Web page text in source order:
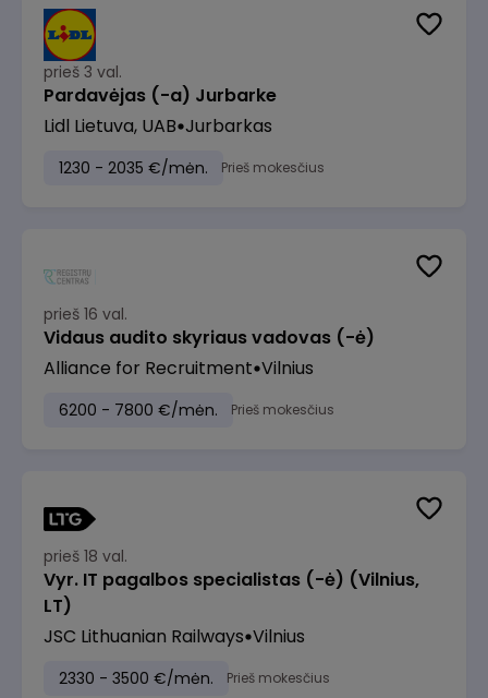
prieš 3 val.
Pardavėjas (-a) Jurbarke
Lidl Lietuva, UAB Jurbarkas
1230 - 2035 €/mėn. Prieš mokesčius
prieš 16 val.
Vidaus audito skyriaus vadovas (-ė)
Alliance for Recruitment Vilnius
6200 - 7800 €/mėn. Prieš mokesčius
prieš 18 val.
Vyr. IT pagalbos specialistas (-ė) (Vilnius,
LT)
JSC Lithuanian Railways Vilnius
2330 - 3500 €/mėn. Prieš mokesčius